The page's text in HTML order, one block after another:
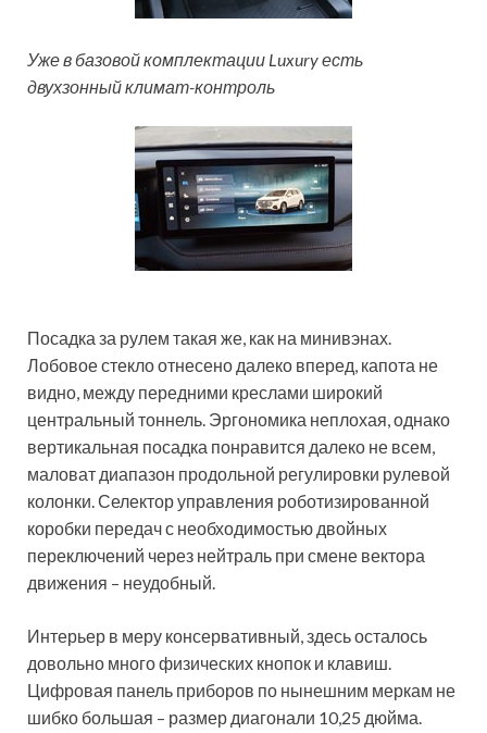
Уже в базовой комплектации Luxury есть
двухзонный климат-контроль
Посадка за рулем такая же, как на минивэнах.
Лобовое стекло отнесено далеко вперед, капота не
видно, между передними креслами широкий
центральный тоннель. Эргономика неплохая, однако
вертикальная посадка понравится далеко не всем,
маловат диапазон продольной регулировки рулевой
колонки. Селектор управления роботизированной
коробки передач с необходимостью двойных
переключений через нейтраль при смене вектора
движения – неудобный.
Интерьер в меру консервативный, здесь осталось
довольно много физических кнопок и клавиш.
Цифровая панель приборов по нынешним меркам не
шибко большая – размер диагонали 10,25 дюйма.